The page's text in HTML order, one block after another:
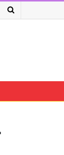
Search